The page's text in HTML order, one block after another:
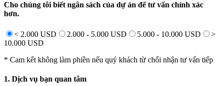
Cho chúng tôi biết ngân sách của dự án để tư vấn chính xác
hơn.
< 2.000 USD 2.000 - 5.000 USD 5.000 - 10.000 USD
>
10.000 USD
* Cam kết không làm phiền nếu quý khách từ chối nhận tư vấn tiếp
1. Dịch vụ bạn quan tâm